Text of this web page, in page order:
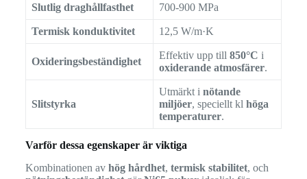
Slutlig draghållfasthet 700-900 MPa
Termisk konduktivitet 12,5 W/m·K
Oxideringsbeständighet
Effektiv upp till 850°C i
oxiderande atmosfärer.
Slitstyrka
Utmärkt i nötande
miljöer, speciellt kl höga
temperaturer.
Varför dessa egenskaper är viktiga
Kombinationen av hög hårdhet, termisk stabilitet, och